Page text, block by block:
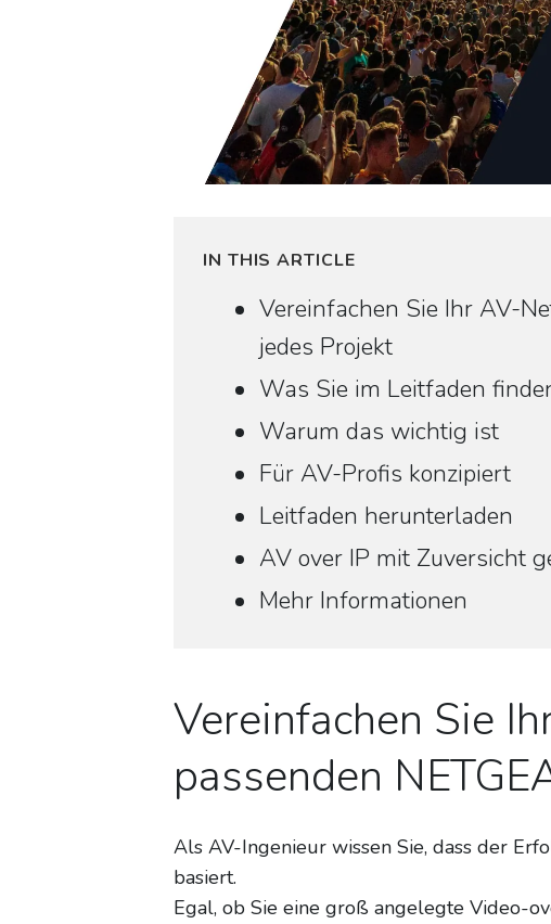
IN THIS ARTICLE
Vereinfachen Sie Ihr AV-
jedes Projekt
Was Sie im Leitfaden
Warum das wichtig ist
Für AV-Profis konzipiert
Leitfaden herunterladen
AV over IP mit Zuversicht
Mehr Informationen
Vereinfachen Sie
passenden
Als AV-Ingenieur wissen Sie, dass der
basiert.
Egal, ob Sie eine groß angelegte Video-